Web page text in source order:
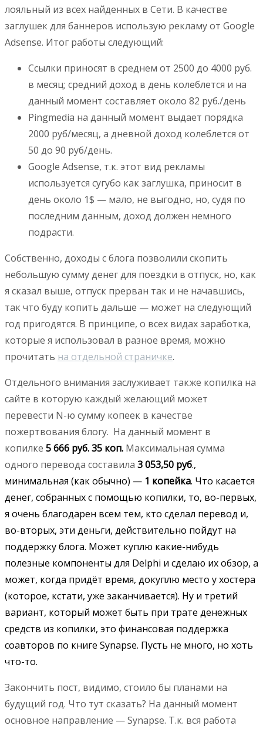
лояльный из всех найденных в Сети. В качестве
заглушек для баннеров использую рекламу от Google
Adsense. Итог работы следующий:
Ссылки приносят в среднем от 2500 до 4000 руб.
в месяц; средний доход в день колеблется и на
данный момент составляет около 82 руб./день
Pingmedia на данный момент выдает порядка
2000 руб/месяц, а дневной доход колеблется от
50 до 90 руб/день.
Google Adsense, т.к. этот вид рекламы
используется сугубо как заглушка, приносит в
день около 1$ — мало, не выгодно, но, судя по
последним данным, доход должен немного
подрасти.
Собственно, доходы с блога позволили скопить
небольшую сумму денег для поездки в отпуск, но, как
я сказал выше, отпуск прерван так и не начавшись,
так что буду копить дальше — может на следующий
год пригодятся. В принципе, о всех видах заработка,
которые я использовал в разное время, можно
прочитать на отдельной страничке.
Отдельного внимания заслуживает также копилка на
сайте в которую каждый желающий может
перевести N-ю сумму копеек в качестве
пожертвования блогу. На данный момент в
копилке 5 666 руб. 35 коп. Максимальная сумма
одного перевода составила 3 053,50 руб.,
минимальная (как обычно) — 1 копейка. Что касается
денег, собранных с помощью копилки, то, во-первых,
я очень благодарен всем тем, кто сделал перевод и,
во-вторых, эти деньги, действительно пойдут на
поддержку блога. Может куплю какие-нибудь
полезные компоненты для Delphi и сделаю их обзор, а
может, когда придёт время, докуплю место у хостера
(которое, кстати, уже заканчивается). Ну и третий
вариант, который может быть при трате денежных
средств из копилки, это финансовая поддержка
соавторов по книге Synapse. Пусть не много, но хоть
что-то.
Закончить пост, видимо, стоило бы планами на
будущий год. Что тут сказать? На данный момент
основное направление — Synapse. Т.к. вся работа